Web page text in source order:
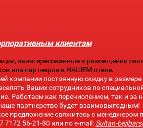
клиентам
заинтересованные в размещении
или партнеров в НАШЕМ отеле.
компании постоянную скидку в размере
Ваших сотрудников по
Работаем как перечислением, так и за
партнерство будет взаимовыгодным!
предложение свяжитесь с менеджером
7172 56-21-80 или по e-mail: Sultan-